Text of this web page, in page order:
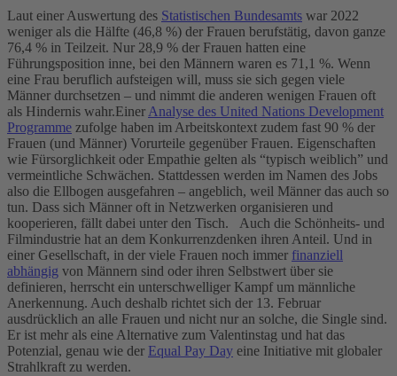
Laut einer Auswertung des Statistischen Bundesamts war 2022
weniger als die Hälfte (46,8 %) der Frauen berufstätig, davon ganze
76,4 % in Teilzeit. Nur 28,9 % der Frauen hatten eine
Führungsposition inne, bei den Männern waren es 71,1 %. Wenn
eine Frau beruflich aufsteigen will, muss sie sich gegen viele
Männer durchsetzen – und nimmt die anderen wenigen Frauen oft
als Hindernis wahr.EinerAnalyse des United Nations Development
Programme zufolge haben im Arbeitskontext zudem fast 90 % der
Frauen (und Männer) Vorurteile gegenüber Frauen. Eigenschaften
wie Fürsorglichkeit oder Empathie gelten als “typisch weiblich” und
vermeintliche Schwächen. Stattdessen werden im Namen des Jobs
also die Ellbogen ausgefahren – angeblich, weil Männer das auch so
tun. Dass sich Männer oft in Netzwerken organisieren und
kooperieren, fällt dabei unter den Tisch. Auch die Schönheits- und
Filmindustrie hat an dem Konkurrenzdenken ihren Anteil. Und in
einer Gesellschaft, in der viele Frauen noch immer finanziell
abhängig von Männern sind oder ihren Selbstwert über sie
definieren, herrscht ein unterschwelliger Kampf um männliche
Anerkennung. Auch deshalb richtet sich der 13. Februar
ausdrücklich an alle Frauen und nicht nur an solche, die Single sind.
Er ist mehr als eine Alternative zum Valentinstag und hat das
Potenzial, genau wie der Equal Pay Day eine Initiative mit globaler
Strahlkraft zu werden.